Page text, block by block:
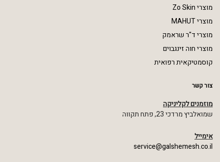
מוצרי Zo Skin
מוצרי MAHUT
מוצרי ד"ר שראמק
מוצרי חוה זינגבוים
קוסמטיקאית רפואית
צור קשר
מוזמנים לקליניקה
שמואלביץ מרדכי 23, פתח תקווה
אימייל
service@galshemesh.co.il